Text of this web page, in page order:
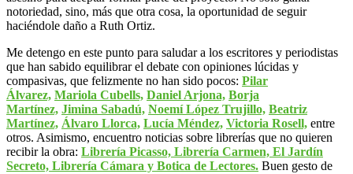
notoriedad, sino, más que otra cosa, la oportunidad de seguir
haciéndole daño a Ruth Ortiz.
Me detengo en este punto para saludar a los escritores y periodistas
que han sabido equilibrar el debate con opiniones lúcidas y
compasivas, que felizmente no han sido pocos: Pilar
Álvarez, Mariola Cubells, Daniel Arjona, Borja
Martínez, Jimina Sabadú, Noemí López Trujillo, Beatriz
Martínez, Álvaro Llorca, Lucía Méndez, Victoria Rosell, entre
otros. Asimismo, encuentro noticias sobre librerías que no quieren
recibir la obra: Librería Picasso, Librería Carmen, El Jardín
Secreto, Librería Cámara y Botica de Lectores. Buen gesto de